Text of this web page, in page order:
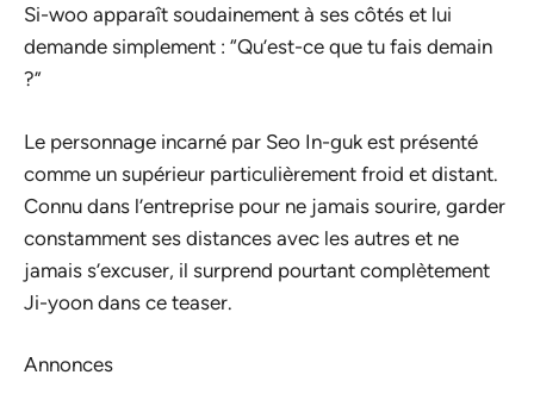
Si-woo apparaît soudainement à ses côtés et lui
demande simplement : “Qu’est-ce que tu fais demain
?”
Le personnage incarné par Seo In-guk est présenté
comme un supérieur particulièrement froid et distant.
Connu dans l’entreprise pour ne jamais sourire, garder
constamment ses distances avec les autres et ne
jamais s’excuser, il surprend pourtant complètement
Ji-yoon dans ce teaser.
Annonces